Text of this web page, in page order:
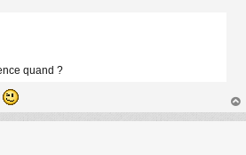
quand ?
au